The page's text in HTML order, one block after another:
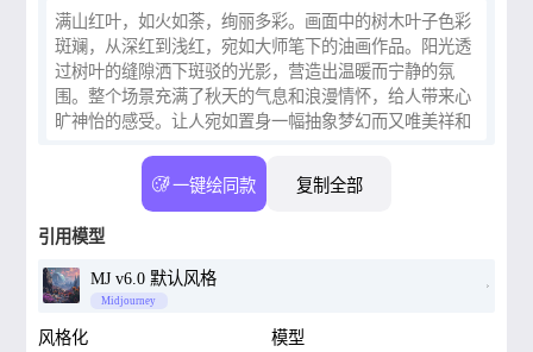
满山红叶，如火如荼，绚丽多彩。画面中的树木叶子色彩
斑斓，从深红到浅红，宛如大师笔下的油画作品。阳光透
过树叶的缝隙洒下斑驳的光影，营造出温暖而宁静的氛
围。整个场景充满了秋天的气息和浪漫情怀，给人带来心
旷神怡的感受。让人宛如置身一幅抽象梦幻而又唯美祥和
也正暗喻着那短暂的却又难忘的美好时光。
一键绘同款
复制全部
引用模型
MJ v6.0 默认风格
Midjourney
风格化
模型